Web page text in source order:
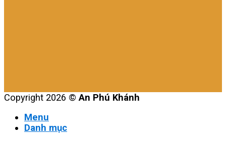
Copyright 2026 © An Phú Khánh
Menu
Danh mục